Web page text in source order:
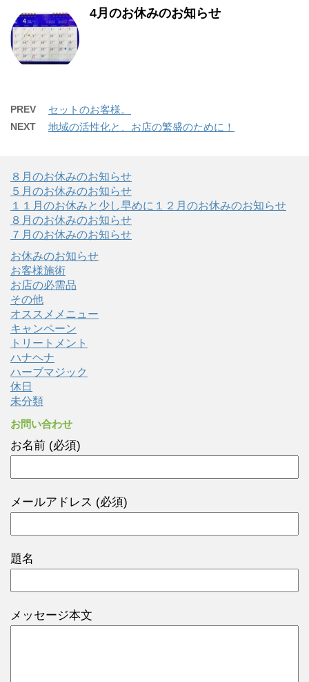
4月のお休みのお知らせ
PREV セットのお客様。
NEXT 地域の活性化と、お店の繁盛のために！
８月のお休みのお知らせ
５月のお休みのお知らせ
１１月のお休みと少し早めに１２月のお休みのお知らせ
８月のお休みのお知らせ
７月のお休みのお知らせ
お休みのお知らせ
お客様施術
お店の必需品
その他
オススメメニュー
キャンペーン
トリートメント
ハナヘナ
ハーブマジック
休日
未分類
お問い合わせ
お名前 (必須)
メールアドレス (必須)
題名
メッセージ本文